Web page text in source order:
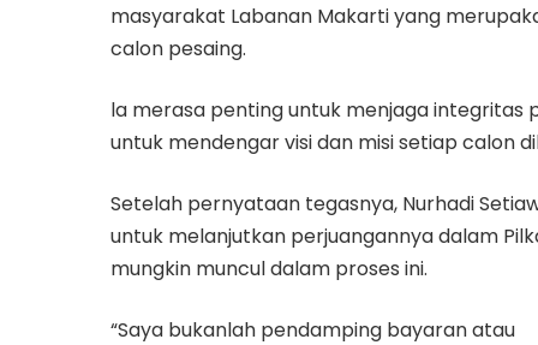
masyarakat Labanan Makarti yang
calon pesaing.
la merasa penting untuk menjaga integritas
untuk mendengar visi dan misi setiap calon
Setelah pernyataan tegasnya, Nurhadi
untuk melanjutkan perjuangannya dalam
mungkin muncul dalam proses ini.
“Saya bukanlah pendamping bayaran atau